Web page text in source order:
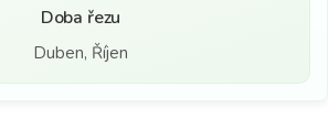
Doba řezu
Duben, Říjen